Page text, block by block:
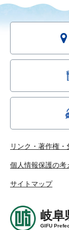
リンク・著作権・
個人情報保護の考
サイトマップ
岐阜
GIFU